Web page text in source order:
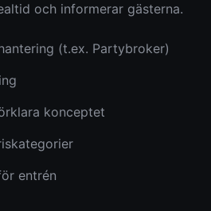
och informerar gästerna.
(t.ex. Partybroker)
konceptet
entrén